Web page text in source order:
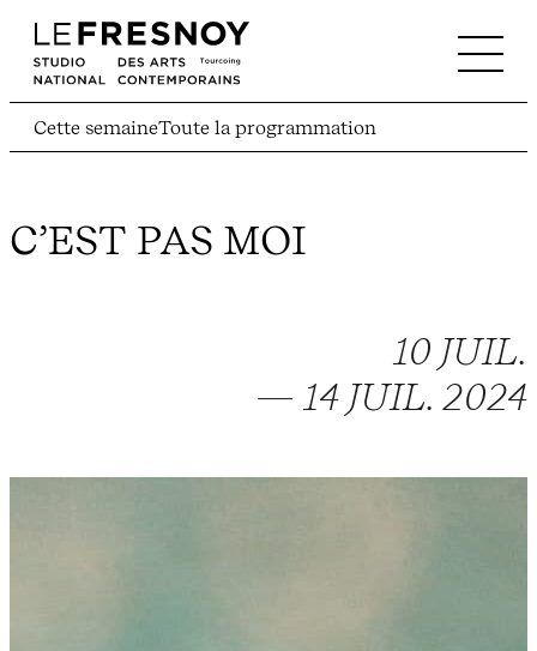
Cette semaineToute la programmation
C’EST PAS MOI
10 JUIL.
— 14 JUIL. 2024